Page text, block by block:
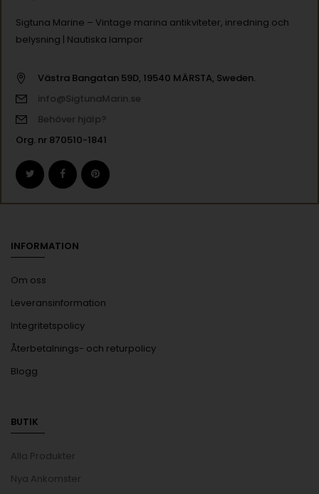
Sigtuna Marine – Vintage marina antikviteter, inredning och
belysning | Nautiska lampor
Västra Bangatan 59D, 19540 MÄRSTA, Sweden.
info@SigtunaMarin.se
Behöver hjälp?
Org. nr 870510-1841
INFORMATION
Om oss
Leveransinformation
Integritetspolicy
Återbetalnings- och returpolicy
Blogg
BUTIK
Alla Produkter
Nya Ankomster